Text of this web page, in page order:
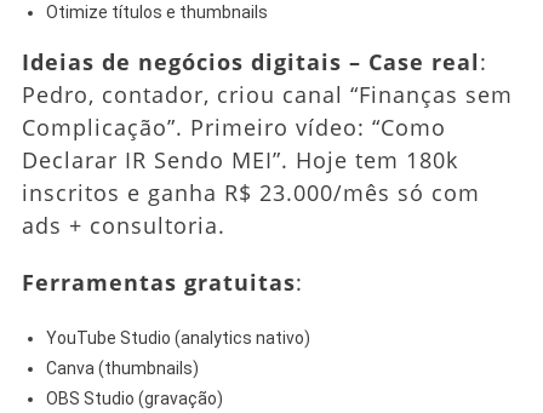
Otimize títulos e thumbnails
Ideias de negócios digitais – Case real:
Pedro, contador, criou canal “Finanças sem
Complicação”. Primeiro vídeo: “Como
Declarar IR Sendo MEI”. Hoje tem 180k
inscritos e ganha R$ 23.000/mês só com
ads + consultoria.
Ferramentas gratuitas:
YouTube Studio (analytics nativo)
Canva (thumbnails)
OBS Studio (gravação)